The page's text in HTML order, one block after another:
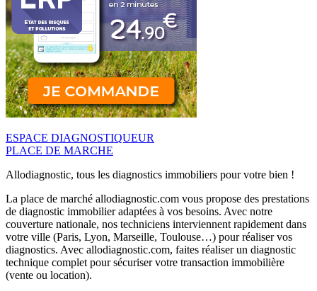
ESPACE DIAGNOSTIQUEUR
PLACE DE MARCHE
Allodiagnostic, tous les diagnostics immobiliers pour votre bien !
La place de marché allodiagnostic.com vous propose des prestations
de diagnostic immobilier adaptées à vos besoins. Avec notre
couverture nationale, nos techniciens interviennent rapidement dans
votre ville (Paris, Lyon, Marseille, Toulouse…) pour réaliser vos
diagnostics. Avec allodiagnostic.com, faites réaliser un diagnostic
technique complet pour sécuriser votre transaction immobilière
(vente ou location).